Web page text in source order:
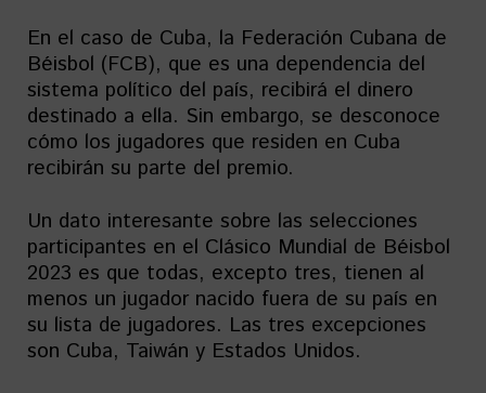
En el caso de Cuba, la Federación Cubana de
Béisbol (FCB), que es una dependencia del
sistema político del país, recibirá el dinero
destinado a ella. Sin embargo, se desconoce
cómo los jugadores que residen en Cuba
recibirán su parte del premio.
Un dato interesante sobre las selecciones
participantes en el Clásico Mundial de Béisbol
2023 es que todas, excepto tres, tienen al
menos un jugador nacido fuera de su país en
su lista de jugadores. Las tres excepciones
son Cuba, Taiwán y Estados Unidos.